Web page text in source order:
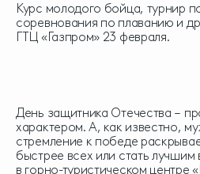
Курс молодого бойца, турнир
соревнования по плаванию и
ГТЦ «Газпром» 23 февраля.
День защитника Отечества –
характером. А, как известно,
стремление к победе
быстрее всех или стать
в горно-туристическом центре